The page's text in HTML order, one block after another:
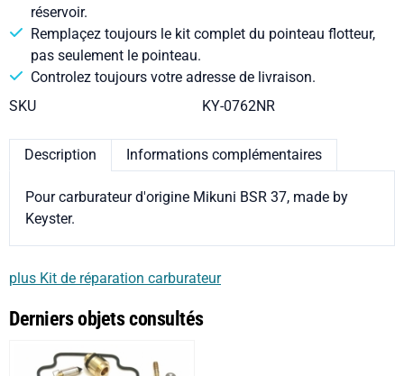
réservoir.
Remplaçez toujours le kit complet du pointeau flotteur,
pas seulement le pointeau.
Controlez toujours votre adresse de livraison.
SKU
KY-0762NR
Description Informations complémentaires
Pour carburateur d'origine Mikuni BSR 37, made by
Keyster.
plus Kit de réparation carburateur
Derniers objets consultés